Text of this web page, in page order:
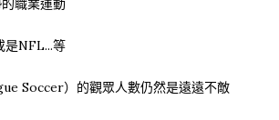
職業運動
是NFL...等
Soccer）的觀眾人數仍然是遠遠不敵